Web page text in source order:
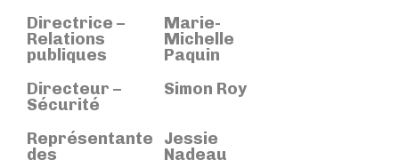
Directrice –
Relations
publiques
Marie-
Michelle
Paquin
Directeur –
Sécurité
Simon Roy
Représentante
des
Jessie
Nadeau